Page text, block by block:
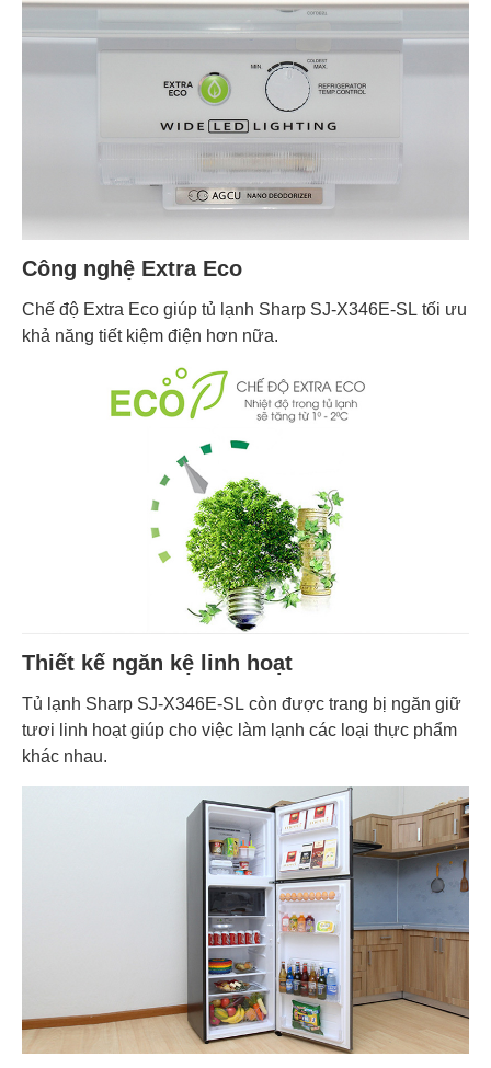
Công nghệ Extra Eco
Chế độ Extra Eco giúp tủ lạnh Sharp SJ-X346E-SL tối ưu
khả năng tiết kiệm điện hơn nữa.
Thiết kế ngăn kệ linh hoạt
Tủ lạnh Sharp SJ-X346E-SL còn được trang bị ngăn giữ
tươi linh hoạt giúp cho việc làm lạnh các loại thực phẩm
khác nhau.